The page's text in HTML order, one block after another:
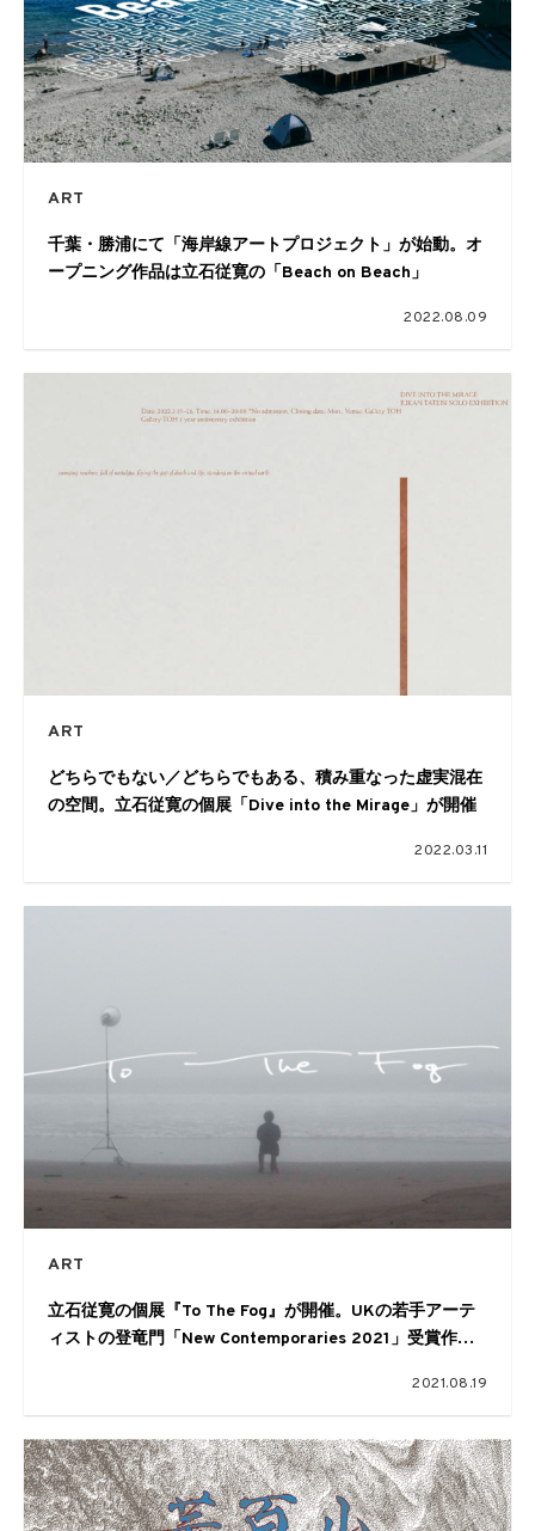
ART
千葉・勝浦にて「海岸線アートプロジェクト」が始動。オ
ープニング作品は立石従寛の「Beach on Beach」
2022.08.09
ART
どちらでもない／どちらでもある、積み重なった虚実混在
の空間。立石従寛の個展「Dive into the Mirage」が開催
2022.03.11
ART
立石従寛の個展『To The Fog』が開催。UKの若手アーテ
ィストの登竜門「New Contemporaries 2021」受賞作が
2021.08.19